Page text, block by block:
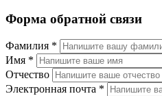
Форма обратной связи
Фамилия *
Имя *
Отчество
Электронная почта *